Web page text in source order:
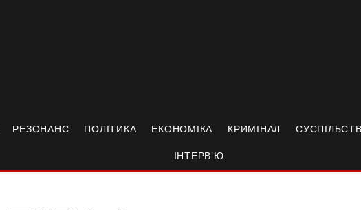
РЕЗОНАНС ПОЛІТИКА ЕКОНОМІКА КРИМІНАЛ
ІНТЕРВ’Ю